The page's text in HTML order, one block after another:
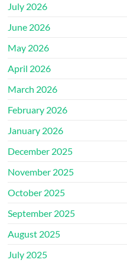
July 2026
June 2026
May 2026
April 2026
March 2026
February 2026
January 2026
December 2025
November 2025
October 2025
September 2025
August 2025
July 2025